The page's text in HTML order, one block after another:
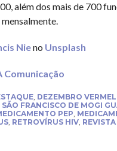
além dos mais de 700
Nieno Unsplash
Comunicação
, DEZEMBRO
FRANCISCO DE MOGI
PEP,
, RETROVÍRUS HIV,